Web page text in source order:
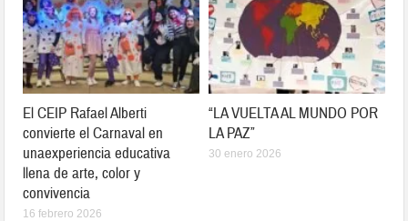
El CEIP Rafael Alberti
convierte el Carnaval en
unaexperiencia educativa
llena de arte, color y
convivencia
16 febrero 2026
“LA VUELTA AL MUNDO POR
LA PAZ”
30 enero 2026